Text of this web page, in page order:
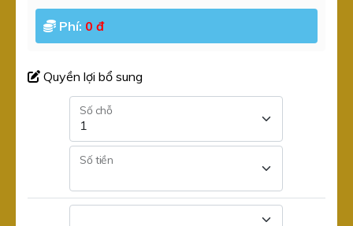
Phí: 0 đ
Quyền lợi bổ sung
Số chỗ
Số tiền